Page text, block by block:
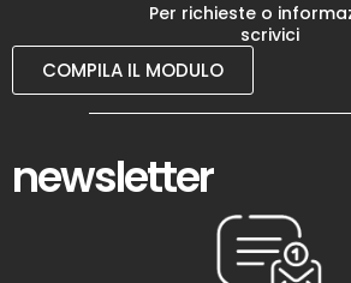
Per richieste o
scrivici
COMPILA IL MODULO
newsletter